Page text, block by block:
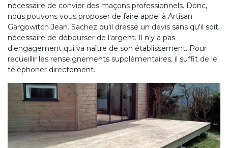
nécessaire de convier des maçons professionnels. Donc,
nous pouvons vous proposer de faire appel à Artisan
Gargowitch Jean. Sachez qu'il dresse un devis sans qu'il soit
nécessaire de débourser de l'argent. Il n'y a pas
d'engagement qui va naître de son établissement. Pour
recueillir les renseignements supplémentaires, il suffit de le
téléphoner directement.